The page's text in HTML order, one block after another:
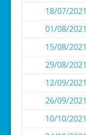
18/07/2021
01/08/2021
15/08/2021
29/08/2021
12/09/2021
26/09/2021
10/10/2021